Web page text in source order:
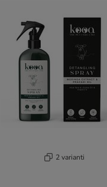
2 varianti